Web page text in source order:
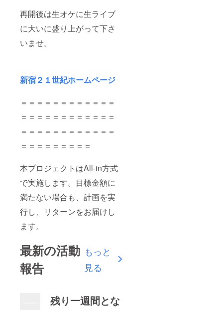
再開後は生オケに生ライブ
に大いに盛り上がって下さ
いませ。
新宿２１世紀ホームページ
＝＝＝＝＝＝＝＝＝＝＝＝
＝＝＝＝＝＝＝＝＝＝＝＝
＝＝＝＝＝＝＝＝＝＝＝＝
＝＝＝＝＝＝＝＝＝
本プロジェクトはAll-in方式
で実施します。目標金額に
満たない場合も、計画を実
行し、リターンをお届けし
ます。
最新の活動
報告
もっと
見る
残り一週間とな